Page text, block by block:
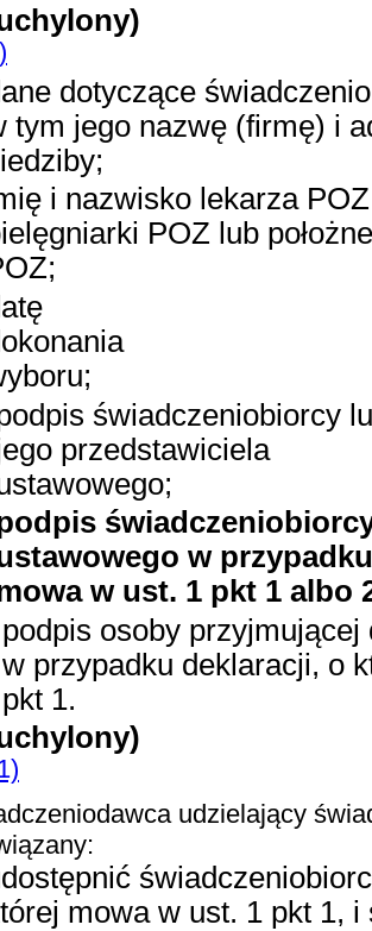
dotyczące
tym jego nazwę (firmę) i
i nazwisko lekarza
POZ lub
świadczeniobiorcy
przedstawiciela
w
w ust. 1 pkt 1 albo
podpis osoby
w przypadku deklaracji, o
pkt 1.
udzielający
mowa w ust. 1 pkt 1,